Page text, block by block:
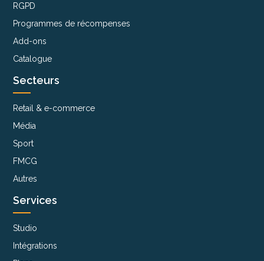
RGPD
Programmes de récompenses
Add-ons
Catalogue
Secteurs
Retail & e-commerce
Média
Sport
FMCG
Autres
Services
Studio
Intégrations